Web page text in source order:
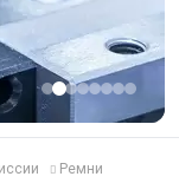
Ремни